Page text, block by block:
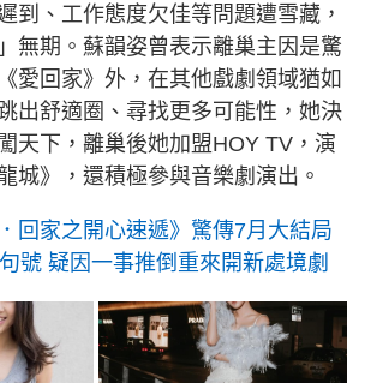
到、工作態度欠佳等問題遭雪藏，
無期。蘇韻姿曾表示離巢主因是驚
愛回家》外，在其他戲劇領域猶如
出舒適圈、尋找更多可能性，她決
天下，離巢後她加盟HOY TV，演
城》，還積極參與音樂劇演出。
．回家之開心速遞》驚傳7月大結局
號 疑因一事推倒重來開新處境劇